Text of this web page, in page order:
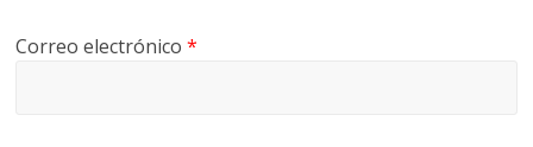
Correo electrónico*